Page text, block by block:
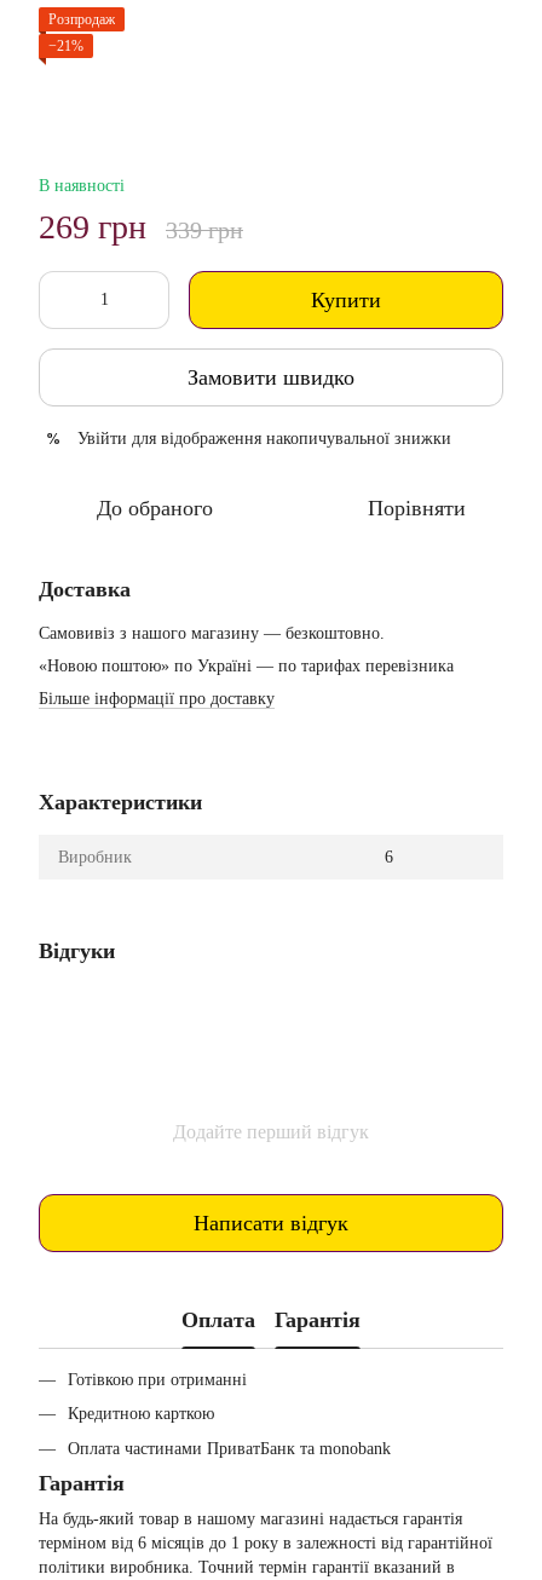
Розпродаж
−21%
В наявності
269 грн 339 грн
Купити
Замовити швидко
% Увійти для відображення накопичувальної знижки
До обраного Порівняти
Доставка
Самовивіз з нашого магазину — безкоштовно.
«Новою поштою» по Україні — по тарифах перевізника
Більше інформації про доставку
Характеристики
Виробник 6
Відгуки
Додайте перший відгук
Написати відгук
Оплата Гарантія
Готівкою при отриманні
Кредитною карткою
Оплата частинами ПриватБанк та monobank
Гарантія
На будь-який товар в нашому магазині надається гарантія
терміном від 6 місяців до 1 року в залежності від гарантійної
політики виробника. Точний термін гарантії вказаний в